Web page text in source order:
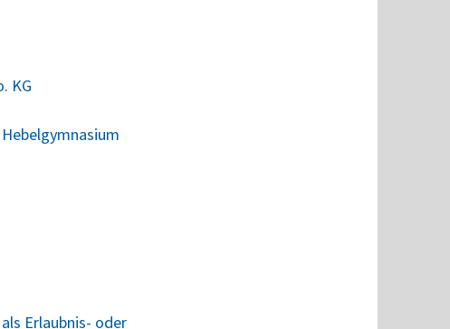
KG
Erlaubnis- oder